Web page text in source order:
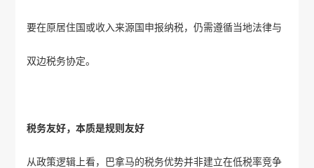
要在原居住国或收入来源国申报纳税，仍需遵循当地法律与
双边税务协定。
税务友好，本质是规则友好
从政策逻辑上看，巴拿马的税务优势并非建立在低税率竞争